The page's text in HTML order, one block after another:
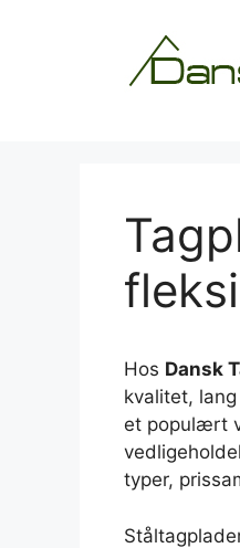
Hos Dansk
kvalitet,
et populært
typer,